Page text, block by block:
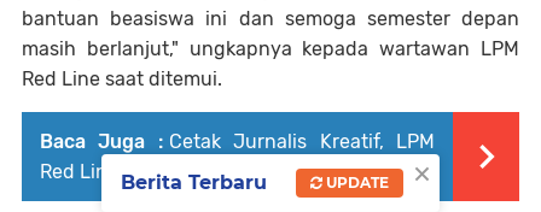
bantuan beasiswa ini dan semoga semester depan
masih berlanjut," ungkapnya kepada wartawan LPM
Red Line saat ditemui.
Baca Juga : Cetak Jurnalis Kreatif, LPM
Red Line IAIN Parepare Gelar DJTD 2025 ×
Berita Terbaru UPDATE